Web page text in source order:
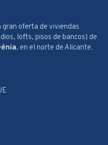
gran oferta de viviendas
lofts, pisos de bancos) de
, en el norte de Alicante.